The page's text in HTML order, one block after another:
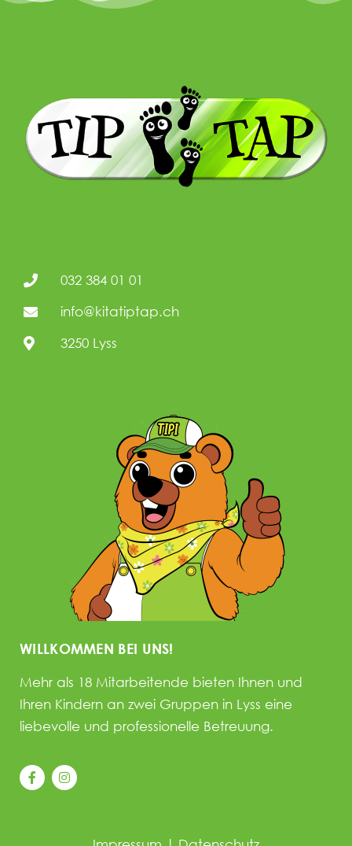
032 384 01 01
info@kitatiptap.ch
3250 Lyss
WILLKOMMEN BEI UNS!
Mehr als 18 Mitarbeitende bieten Ihnen und
Ihren Kindern an zwei Gruppen in Lyss eine
liebevolle und professionelle Betreuung.